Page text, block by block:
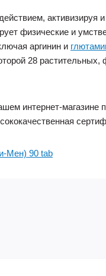
активизируя
физические и
аргинин и
28
интернет-
Мен) 90 tab